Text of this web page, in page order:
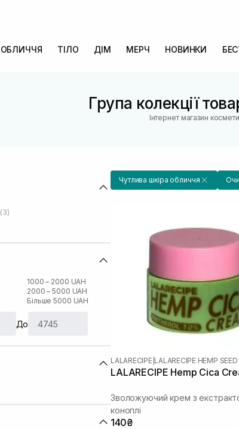
ОБЛИЧЧЯ ТІЛО ДІМ МЕРЧ НОВИНКИ
Група колекції
Інтернет магазин
(3)
1000 – 2000 UAH
2000 – 5000 UAH
Більше 5000 UAH
До
Чутлива шкіра обличчя
LALARECIPE LALARECIPE HEMP SEED
LALARECIPE Hemp Cica
Зволожуючий крем з
коноплі
140₴